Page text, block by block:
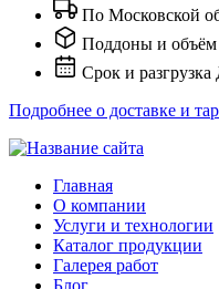
По Московской
Поддоны и объём
Срок и разгрузка
Подробнее о доставке и
Главная
О компании
Услуги и технологии
Каталог продукции
Галерея работ
Блог